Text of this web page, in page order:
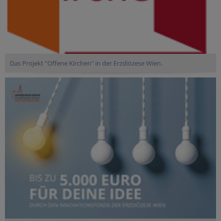
Das Projekt "Offene Kirchen" in der Erzdiözese Wien.